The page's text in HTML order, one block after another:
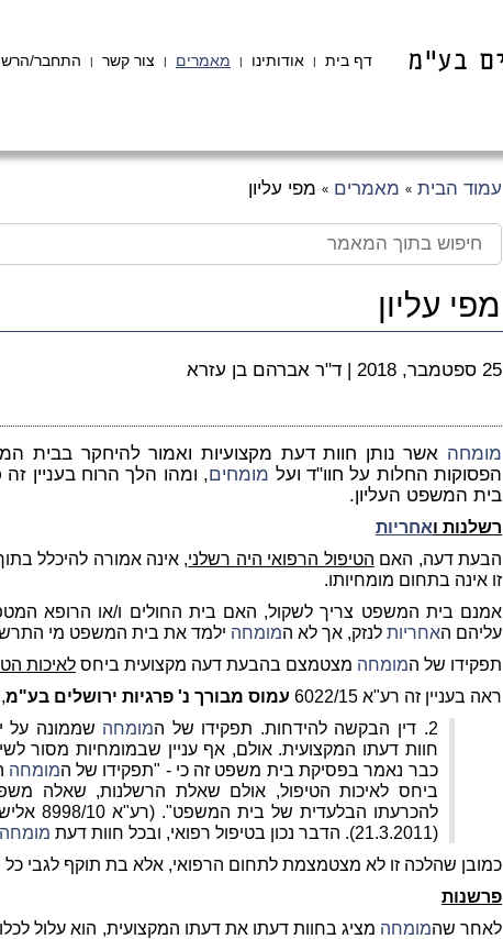
דף בית | אודותינו | מאמרים | צור קשר | התחבר/
עמוד הבית » מאמרים » מפי עליון
מפי עליון
25 ספטמבר, 2018 | ד"ר אברהם בן עזרא
מומחה אשר נותן חוות דעת מקצועיות ואמור להיחקר בבית
הפסוקות החלות על חוו"ד ועל מומחים, ומהו הלך הרוח בעניין
בית המשפט העליון.
רשלנות ואחריות
הבעת דעה, האם הטיפול הרפואי היה רשלני, אינה אמורה להיכלל
זו אינה בתחום מומחיותו.
אמנם בית המשפט צריך לשקול, האם בית החולים ו/או הרופא
עליהם האחריות לנזק, אך לא המומחה ילמד את בית המשפט מי
תפקידו של המומחה מצטמצם בהבעת דעה מקצועית ביחס לאיכות
ראה בעניין זה רע"א 6022/15
עמוס מבורך נ' פרגיות ירושלים בע"מ
2. דין הבקשה להידחות. תפקידו של ה
מומחה שממונה על
חוות דעתו המקצועית. אולם, אף עניין שבמומחיות מסור
כבר נאמר בפסיקת בית משפט זה כי - "תפקידו של המומחה
ביחס לאיכות הטיפול, אולם שאלת הרשלנות, שאלה
להכרעתו
(21.3.2011). הדבר נכון בטיפול רפואי, ובכל חוות דעת
מומחה
כמובן שהלכה זו לא מצטמצמת לתחום הרפואי, אלא בת תוקף לגבי כל
פרשנות
לאחר שהמומחה מציג בחוות דעתו את דעתו המקצועית, הוא עלול